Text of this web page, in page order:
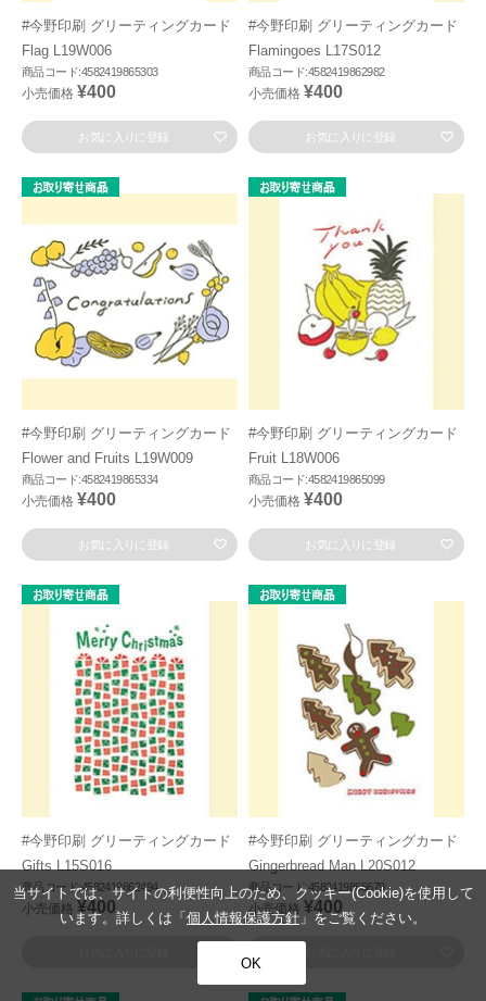
#今野印刷 グリーティングカード
Flag L19W006
商品コード:4582419865303
小売価格 ¥400
お気に入りに登録
#今野印刷 グリーティングカード
Flamingoes L17S012
商品コード:4582419862982
小売価格 ¥400
お気に入りに登録
#今野印刷 グリーティングカード
Flower and Fruits L19W009
商品コード:4582419865334
小売価格 ¥400
お気に入りに登録
#今野印刷 グリーティングカード
Fruit L18W006
商品コード:4582419865099
小売価格 ¥400
お気に入りに登録
#今野印刷 グリーティングカード
Gifts L15S016
商品コード:4582419862494
小売価格 ¥400
#今野印刷 グリーティングカード
Gingerbread Man L20S012
商品コード:4582419865679
小売価格 ¥400
当サイトでは、サイトの利便性向上のため、クッキー(Cookie)を使用して
います。詳しくは「 個人情報保護方針 」をご覧ください。
OK